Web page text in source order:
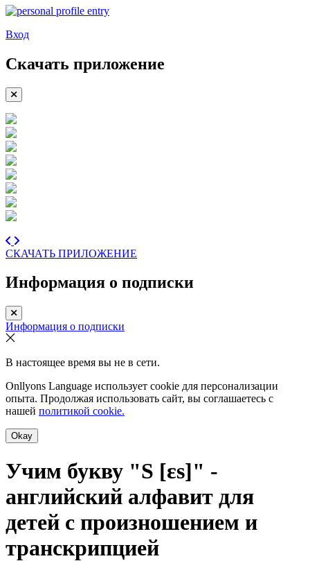
Вход
Скачать приложение
СКАЧАТЬ ПРИЛОЖЕНИЕ
Информация о подписки
Информация о подписки
В настоящее время вы не в сети.
Onllyons Language использует cookie для персонализации
опыта. Продолжая использовать сайт, вы соглашаетесь с
нашей политикой cookie.
Okay
Учим букву "S [ɛs]" -
английский алфавит для
детей с произношением и
транскрипцией